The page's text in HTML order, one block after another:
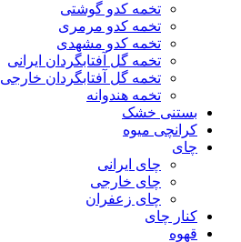
تخمه کدو گوشتی
تخمه کدو مرمری
تخمه کدو مشهدی
تخمه گل آفتابگردان ایرانی
تخمه گل آفتابگردان خارجی
تخمه هندوانه
بستنی خشک
کرانچی میوه
چای
چای ایرانی
چای خارجی
چای زعفران
کنار چای
قهوه